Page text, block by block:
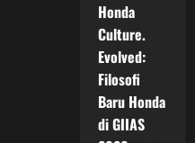
Honda
Culture.
Evolved:
Filosofi
Baru Honda
di GIIAS